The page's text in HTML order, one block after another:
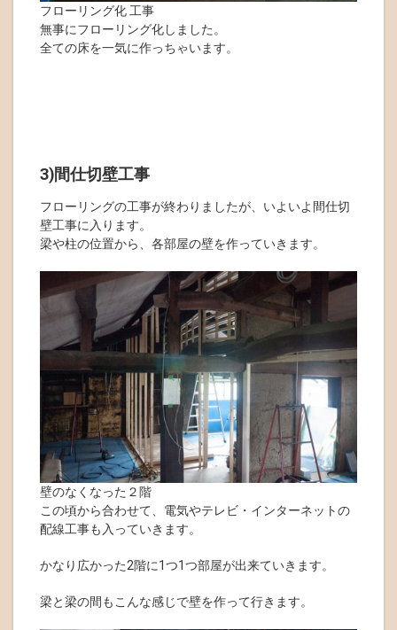
フローリング化 工事
無事にフローリング化しました。
全ての床を一気に作っちゃいます。
3)間仕切壁工事
フローリングの工事が終わりましたが、いよいよ間仕切
壁工事に入ります。
梁や柱の位置から、各部屋の壁を作っていきます。
壁のなくなった２階
この頃から合わせて、電気やテレビ・インターネットの
配線工事も入っていきます。
かなり広かった2階に1つ1つ部屋が出来ていきます。
梁と梁の間もこんな感じで壁を作って行きます。